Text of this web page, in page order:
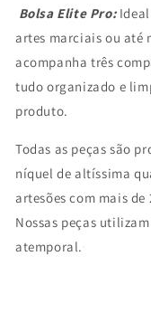
(Bolsa
Elite
Garrafa
+
Nécessaire
Elite
+
Bolsa Elite Pro:
artes marciais ou até
acompanha três
tudo organizado e
produto.
Todas as peças são
níquel de altíssima
artesões com mais
Nossas peças
atemporal.